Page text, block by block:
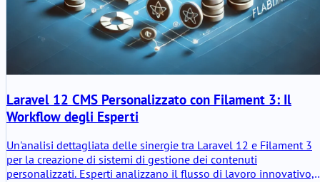
Laravel 12 CMS Personalizzato con Filament 3: Il
Workflow degli Esperti
Un'analisi dettagliata delle sinergie tra Laravel 12 e Filament 3
per la creazione di sistemi di gestione dei contenuti
personalizzati. Esperti analizzano il flusso di lavoro innovativo,